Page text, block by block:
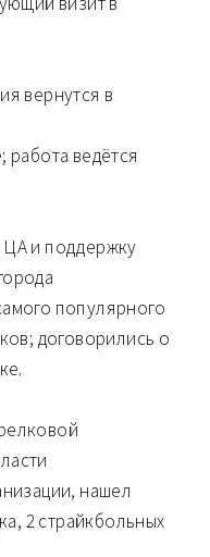
вернутся в
работа ведётся
ЦА и поддержку
популярного
договорились о
нашел
2 страйкбольных